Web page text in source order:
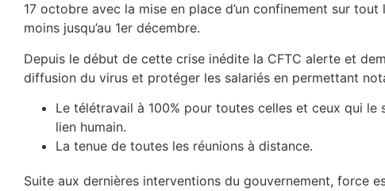
17 octobre avec la mise en place d’un confinement sur
moins jusqu’au 1er décembre.
Depuis le début de cette crise inédite la CFTC alerte et
diffusion du virus et protéger les salariés en permettant
Le télétravail à 100% pour toutes celles et ceux qui
lien humain.
La tenue de toutes les réunions à distance.
Suite aux dernières interventions du gouvernement, force